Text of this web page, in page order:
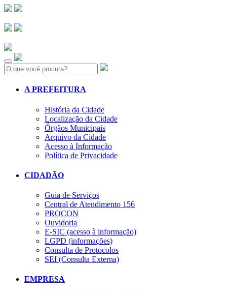
Search:
A PREFEITURA
História da Cidade
Localização da Cidade
Órgãos Municipais
Arquivo da Cidade
Acesso à Informação
Política de Privacidade
CIDADÃO
Guia de Serviços
Central de Atendimento 156
PROCON
Ouvidoria
E-SIC (acesso à informação)
LGPD (informações)
Consulta de Protocolos
SEI (Consulta Externa)
EMPRESA